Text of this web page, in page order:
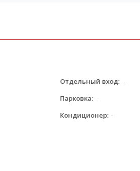
Отдельный вход: -
Парковка: -
Кондиционер: -